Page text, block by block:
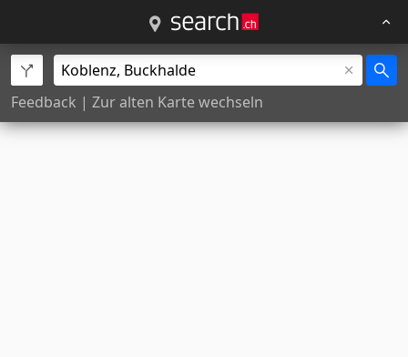
Feedback | Zur alten Karte wechseln